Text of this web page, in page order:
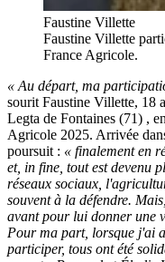
Faustine Villette
Faustine Villette
France Agricole.
« Au départ, ma
sourit Faustine Villette, 18
Legta de Fontaines (71) ,
Agricole 2025. Arrivée
poursuit : « finalement en
et, in fine, tout est devenu
réseaux sociaux,
souvent à la défendre.
avant pour lui donner une
Pour ma part, lorsque j'ai
participer, tous ont été